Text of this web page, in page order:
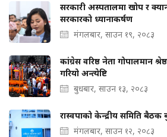
सरकारी अस्पतालमा खोप र
सरकारको ध्यानाकर्षण
मंगलबार, साउन १९, २०८३
कांग्रेस वरिष्ठ नेता गोपालमान
गरियो अन्त्येष्टि
बुधबार, साउन १३, २०८३
रास्वपाको केन्द्रीय समिति बैठक
मंगलबार, साउन १२, २०८३